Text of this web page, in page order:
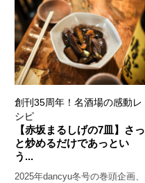
創刊35周年！名酒場の感動レ
シピ
【赤坂まるしげの7皿】さっ
と炒めるだけであっとい
う...
2025年dancyu冬号の巻頭企画、